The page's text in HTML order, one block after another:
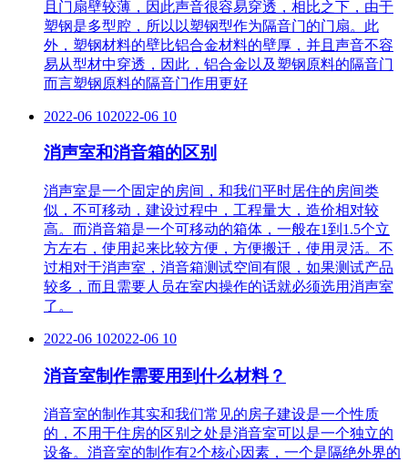
且门扇壁较薄，因此声音很容易穿透，相比之下，由于
塑钢是多型腔，所以以塑钢型作为隔音门的门扇。此
外，塑钢材料的壁比铝合金材料的壁厚，并且声音不容
易从型材中穿透，因此，铝合金以及塑钢原料的隔音门
而言塑钢原料的隔音门作用更好
2022-06 102022-06 10
消声室和消音箱的区别
消声室是一个固定的房间，和我们平时居住的房间类
似，不可移动，建设过程中，工程量大，造价相对较
高。而消音箱是一个可移动的箱体，一般在1到1.5个立
方左右，使用起来比较方便，方便搬迁，使用灵活。不
过相对于消声室，消音箱测试空间有限，如果测试产品
较多，而且需要人员在室内操作的话就必须选用消声室
了。
2022-06 102022-06 10
消音室制作需要用到什么材料？
消音室的制作其实和我们常见的房子建设是一个性质
的，不用于住房的区别之处是消音室可以是一个独立的
设备。消音室的制作有2个核心因素，一个是隔绝外界的